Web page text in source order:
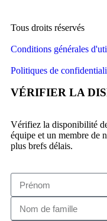
Tous droits réservés
Conditions générales
Politiques de
VÉRIFIER LA
Vérifiez la disponibilité
équipe et un membre de
plus brefs délais.